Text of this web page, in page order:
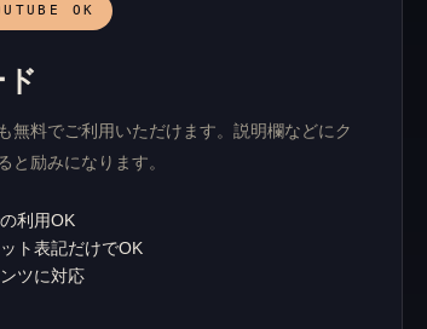
OK
無料でご利用いただけます。説明欄などにク
と励みになります。
利用OK
ト表記だけでOK
ツに対応